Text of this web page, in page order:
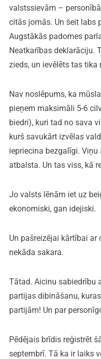
valstssievām –
citās jomās. Un šeit labs
Augstākās padomes
Neatkarības deklarāciju.
zieds, un ievēlēts tas tika
Nav noslēpums, ka
pieņem maksimāli 5-6
biedri), kuri tad no sava
kurš savukārt izvēlas
iepriecina bezgalīgi.
atbalsta. Un tas viss, kā
Jo valsts lēnām iet uz
ekonomiski, gan idejiski.
Un pašreizējai kārtībai
nekāda sakara.
Tātad. Aicinu sabiedrību
partijas dibināšanu,
partijām! Un par
Pēdējais brīdis reģistrēt
septembrī. Tā ka ir laiks